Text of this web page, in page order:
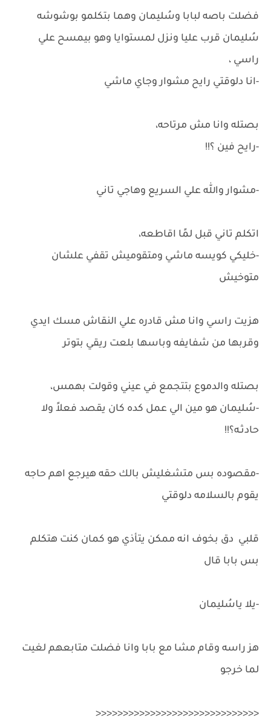
فضلت باصه لبابا وسُليمان وهما بتكلمو بوشوشه
سُليمان قرب عليا ونزل لمستوايا وهو بيمسح علي
راسي ،
-انا دلوقتي رايح مشوار وجاي ماشي
بصتله وانا مش مرتاحه،
-رايح فين ؟!!
-مشوار والله علي السريع وهاجي تاني
اتكلم تاني قبل لمًا اقاطعه،
-خليكي كويسه ماشي ومتقوميش تقفي علشان
متوخيش
هزيت راسي وانا مش قادره علي النقاش مسك ايدي
وقربها من شفايفه وباسها بلعت ريقي بتوتر
بصتله والدموع بتتجمع في عيني وقولت بهمس،
-سُليمان هو مين الي عمل كده كان يقصد فعلاً ولا
حادثـه؟!!
-مقصوده بس متشغليش بالك حقه هيرجع اهم حاجه
يقوم بالسلامه دلوقتي
قلبي دق بخوف انه ممكن يتأذي هو كمان كنت هتكلم
بس بابا قال
-يلا ياسُليمان
هز راسه وقام مشا مع بابا وانا فضلت متابعهم لغيت
لما خرجو
<<<<<<<<<<<<<<<<<<<<<<<<<<<<<<